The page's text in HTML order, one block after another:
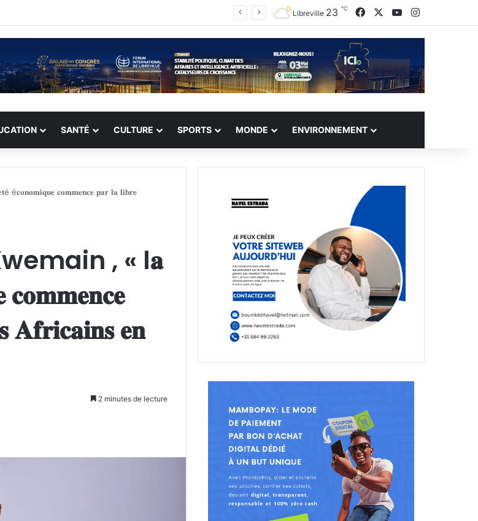
vie nouvelle » Jonathan Diamant Boukinda Libreville 23 ℃ FacebookYouTubeInstagram
SANTÉ CULTURE SPORTS MONDE ENVIRONNEMENT
é𝐜𝐨𝐧𝐨𝐦𝐢𝐪𝐮𝐞 𝐜𝐨𝐦𝐦𝐞𝐧𝐜𝐞 𝐩𝐚𝐫 𝐥𝐚 𝐥𝐢𝐛𝐫𝐞
, « l𝐚
𝐜𝐨𝐦𝐦𝐞𝐧𝐜𝐞
𝐀𝐟𝐫𝐢𝐜𝐚𝐢𝐧𝐬 𝐞𝐧
2 minutes de lecture